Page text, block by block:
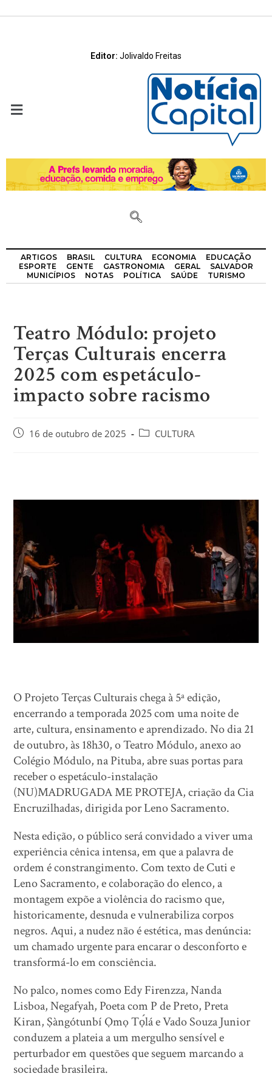
Editor: Jolivaldo Freitas
ARTIGOS BRASIL CULTURA ECONOMIA
EDUCAÇÃO
ESPORTE
GENTE GASTRONOMIA GERAL
SALVADOR
MUNICÍPIOS
NOTAS POLÍTICA SAÚDE TURISMO
Teatro Módulo: projeto
Terças Culturais encerra
2025 com espetáculo-
impacto sobre racismo
16 de outubro de 2025 CULTURA
O Projeto Terças Culturais chega à 5ª edição,
encerrando a temporada 2025 com uma noite de
arte, cultura, ensinamento e aprendizado. No dia 21
de outubro, às 18h30, o Teatro Módulo, anexo ao
Colégio Módulo, na Pituba, abre suas portas para
receber o espetáculo-instalação
(NU)MADRUGADA ME PROTEJA, criação da Cia
Encruzilhadas, dirigida por Leno Sacramento.
Nesta edição, o público será convidado a viver uma
experiência cênica intensa, em que a palavra de
ordem é constrangimento. Com texto de Cuti e
Leno Sacramento, e colaboração do elenco, a
montagem expõe a violência do racismo que,
historicamente, desnuda e vulnerabiliza corpos
negros. Aqui, a nudez não é estética, mas denúncia:
um chamado urgente para encarar o desconforto e
transformá-lo em consciência.
No palco, nomes como Edy Firenzza, Nanda
Lisboa, Negafyah, Poeta com P de Preto, Preta
Kiran, Ṣàngótunbí Ọmọ Tọ́lá e Vado Souza Junior
conduzem a plateia a um mergulho sensível e
perturbador em questões que seguem marcando a
sociedade brasileira.